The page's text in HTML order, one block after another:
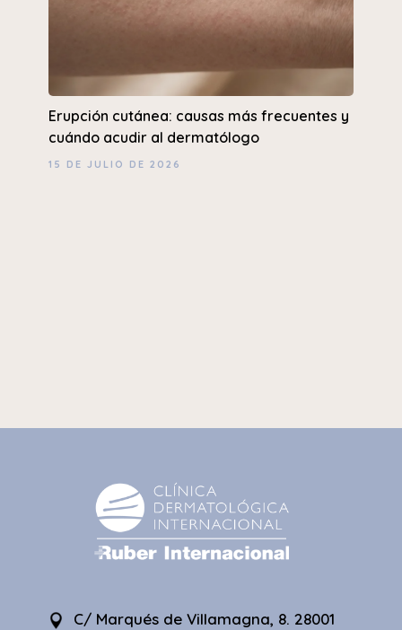
Erupción cutánea: causas más frecuentes y
cuándo acudir al dermatólogo
15 DE JULIO DE 2026
C/ Marqués de Villamagna, 8. 28001